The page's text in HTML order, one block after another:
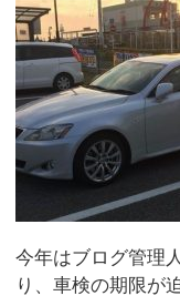
今年はブログ管理
り、車検の期限が